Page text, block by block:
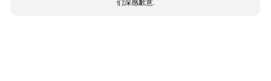
们深感歉意.